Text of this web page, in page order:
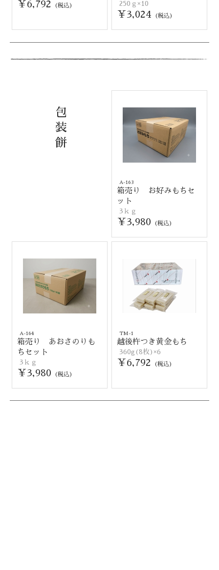
￥6,792 (税込) 250ｇ×10
￥3,024 (税込)
包
装
餅
A-163
箱売り お好みもちセ
ット
3ｋｇ
￥3,980 (税込)
A-164
箱売り あおさのりも
ちセット
3ｋｇ
￥3,980 (税込)
TM-1
越後杵つき黄金もち
360g(8枚)×6
￥6,792 (税込)